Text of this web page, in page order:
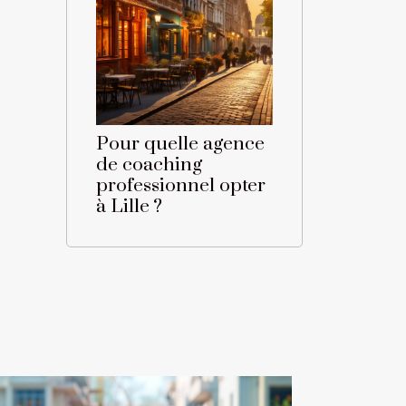
Pour quelle agence
de coaching
professionnel opter
à Lille ?